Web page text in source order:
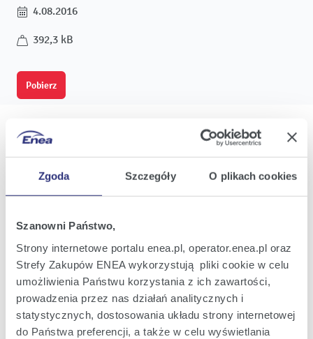
Zgoda Szczegóły O plikach cookies
Szanowni Państwo,
Strony internetowe portalu enea.pl, operator.enea.pl oraz
Strefy Zakupów ENEA wykorzystują pliki cookie w celu
umożliwienia Państwu korzystania z ich zawartości,
prowadzenia przez nas działań analitycznych i
statystycznych, dostosowania układu strony internetowej
do Państwa preferencji, a także w celu wyświetlania
4.08.2016
392,3 kB
Pobierz
Oferta
Oferta dla Małych firm
Oferta dla Biznesu
Zielona energia Dla domu
Zielona energia dla Małych firm
Instytucje publiczne